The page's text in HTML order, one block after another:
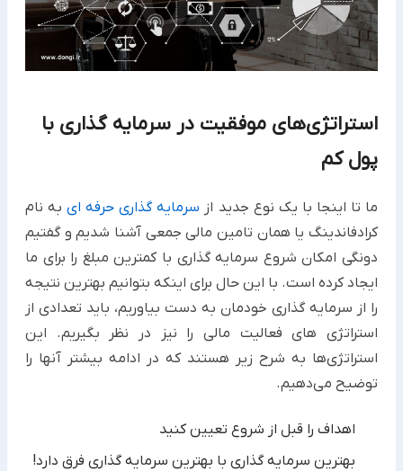
استراتژی‌های موفقیت در سرمایه گذاری با
پول کم
ما تا اینجا با یک نوع جدید از سرمایه گذاری حرفه ایبه نام
کرادفاندینگ یا همان تامین مالی جمعی آشنا شدیم و گفتیم
دونگی امکان شروع سرمایه گذاری با کمترین مبلغ را برای ما
ایجاد کرده است. با این حال برای اینکه بتوانیم بهترین نتیجه
را از سرمایه گذاری خودمان به دست بیاوریم، باید تعدادی از
استراتژی های فعالیت مالی را نیز در نظر بگیریم. این
استراتژی‌ها به شرح زیر هستند که در ادامه بیشتر آنها را
توضیح می‌دهیم.
اهداف را قبل از شروع تعیین کنید
بهترین سرمایه گذاری با بهترین سرمایه گذاری فرق دارد!